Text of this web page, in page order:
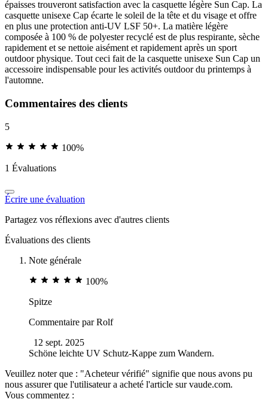
épaisses trouveront satisfaction avec la casquette légère Sun Cap. La
casquette unisexe Cap écarte le soleil de la tête et du visage et offre
en plus une protection anti-UV LSF 50+. La matière légère
composée à 100 % de polyester recyclé est de plus respirante, sèche
rapidement et se nettoie aisément et rapidement après un sport
outdoor physique. Tout ceci fait de la casquette unisexe Sun Cap un
accessoire indispensable pour les activités outdoor du printemps à
l'automne.
Commentaires des clients
5
100%
1 Évaluations
Écrire une évaluation
Partagez vos réflexions avec d'autres clients
Évaluations des clients
Note générale
100%
Spitze
Commentaire parRolf
12 sept. 2025
Schöne leichte UV Schutz-Kappe zum Wandern.
Veuillez noter que : "Acheteur vérifié" signifie que nous avons pu
nous assurer que l'utilisateur a acheté l'article sur vaude.com.
Vous commentez :